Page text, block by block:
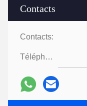
Contacts
Contacts:
Téléphone: